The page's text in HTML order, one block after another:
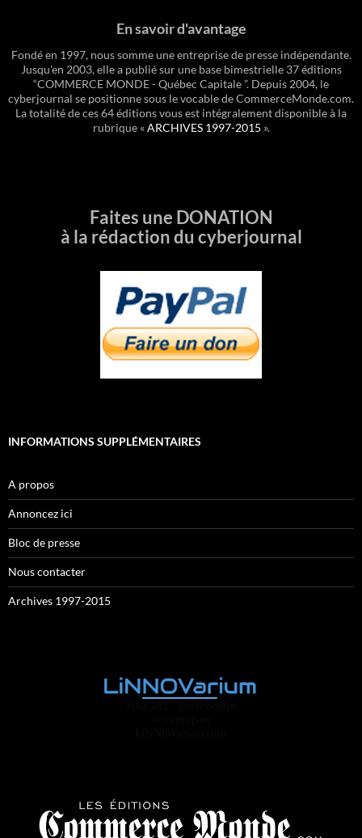
En savoir d'avantage
Fondé en 1997, nous somme une entreprise de presse indépendante.
Jusqu'en 2003, elle a publié sur une base bimestrielle 37 éditions
“COMMERCE MONDE - Québec Capitale ”. Depuis 2004, le
cyberjournal se positionne sous le vocable de CommerceMonde.com.
La totalité de ces 64 éditions vous est intégralement disponible à la
rubrique «ARCHIVES 1997-2015 ».
Faites une DONATION
à la rédaction du cyberjournal
INFORMATIONS SUPPLÉMENTAIRES
A propos
Annoncez ici
Bloc de presse
Nous contacter
Archives 1997-2015